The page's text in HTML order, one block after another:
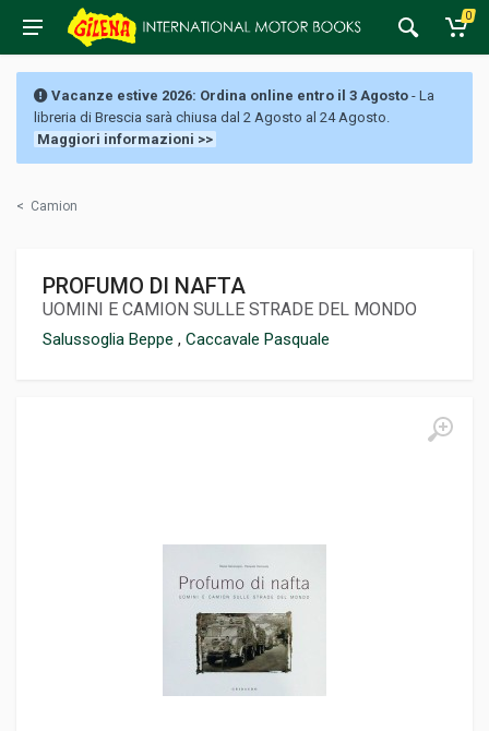
0
Vacanze estive 2026: Ordina online entro il 3 Agosto - La
libreria di Brescia sarà chiusa dal 2 Agosto al 24 Agosto.
Maggiori informazioni >>
< Camion
PROFUMO DI NAFTA
UOMINI E CAMION SULLE STRADE DEL MONDO
Salussoglia Beppe , Caccavale Pasquale